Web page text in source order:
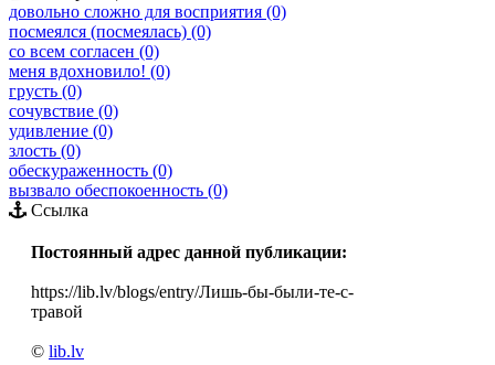
довольно сложно для восприятия (0)
посмеялся (посмеялась) (0)
со всем согласен (0)
меня вдохновило! (0)
грусть (0)
сочувствие (0)
удивление (0)
злость (0)
обескураженность (0)
вызвало обеспокоенность (0)
Ссылка
Постоянный адрес данной публикации:
https://lib.lv/blogs/entry/Лишь-бы-были-те-с-
травой
© lib.lv